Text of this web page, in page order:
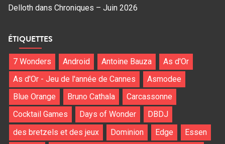
Delloth dans Chroniques – Juin 2026
ÉTIQUETTES
7 Wonders Android Antoine Bauza
As d'Or
As d'Or - Jeu de l'année de Cannes
Asmodee
Blue Orange
Bruno Cathala
Carcassonne
Cocktail Games
Days of Wonder
DBDJ
des bretzels et des jeux
Dominion Edge
Essen